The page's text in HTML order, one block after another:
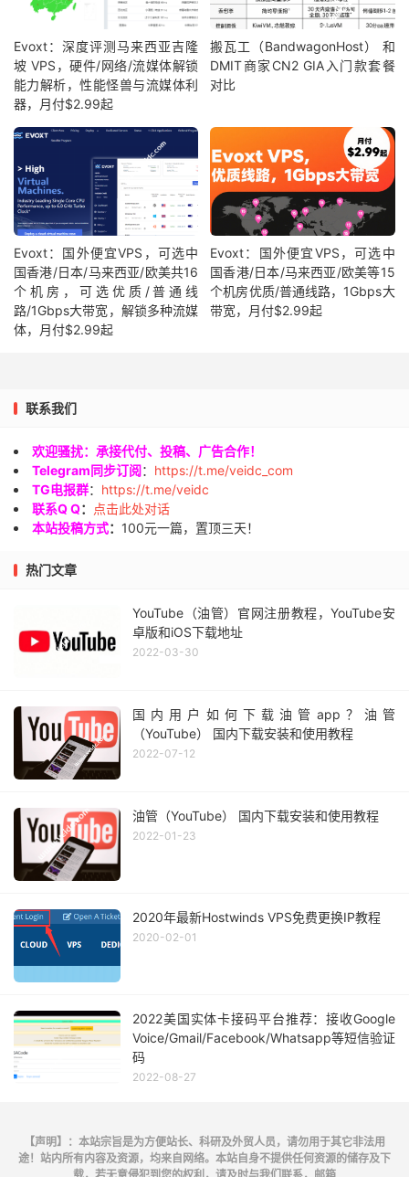
Evoxt：深度评测马来西亚吉隆
坡 VPS，硬件/网络/流媒体解锁
能力解析，性能怪兽与流媒体利
器，月付$2.99起
搬瓦工（BandwagonHost） 和
DMIT商家CN2 GIA入门款套餐
对比
Evoxt：国外便宜VPS，可选中
国香港/日本/马来西亚/欧美共16
个机房，可选优质/普通线
路/1Gbps大带宽，解锁多种流媒
体，月付$2.99起
Evoxt：国外便宜VPS，可选中
国香港/日本/马来西亚/欧美等15
个机房优质/普通线路，1Gbps大
带宽，月付$2.99起
联系我们
欢迎骚扰：承接代付、投稿、广告合作！
Telegram同步订阅： https://t.me/veidc_com
TG电报群： https://t.me/veidc
联系Q Q：
点击此处对话
本站投稿方式： 100元一篇，置顶三天！
热门文章
YouTube（油管）官网注册教程，YouTube安
卓版和iOS下载地址
2022-03-30
国内用户如何下载油管app？油管
（YouTube） 国内下载安装和使用教程
2022-07-12
油管（YouTube） 国内下载安装和使用教程
2022-01-23
2020年最新Hostwinds VPS免费更换IP教程
2020-02-01
2022美国实体卡接码平台推荐：接收Google
Voice/Gmail/Facebook/Whatsapp等短信验证
码
2022-08-27
【声明】：本站宗旨是为方便站长、科研及外贸人员，请勿用于其它非法用
途！站内所有内容及资源，均来自网络。本站自身不提供任何资源的储存及下